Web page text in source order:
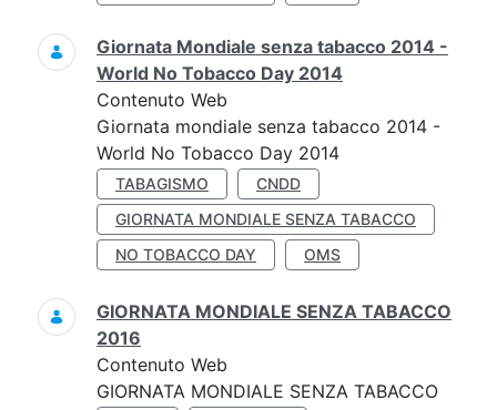
Giornata Mondiale senza tabacco 2014 -
World No Tobacco Day 2014
Contenuto Web
Giornata mondiale senza tabacco 2014 -
World No Tobacco Day 2014
TABAGISMO
CNDD
GIORNATA MONDIALE SENZA TABACCO
NO TOBACCO DAY
OMS
GIORNATA MONDIALE SENZA TABACCO
2016
Contenuto Web
GIORNATA MONDIALE SENZA TABACCO